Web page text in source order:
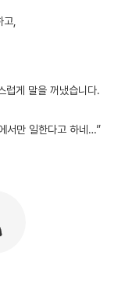
고,
럽게 말을 꺼냈습니다.
서만 일한다고 하네…”